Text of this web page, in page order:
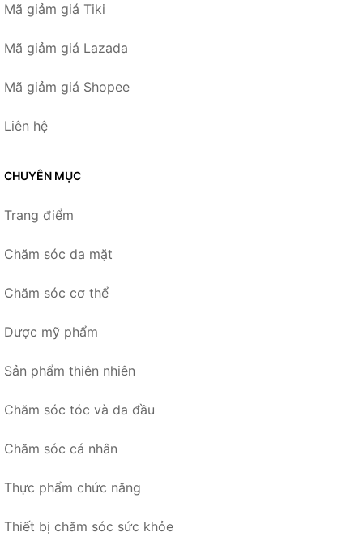
Mã giảm giá Tiki
Mã giảm giá Lazada
Mã giảm giá Shopee
Liên hệ
CHUYÊN MỤC
Trang điểm
Chăm sóc da mặt
Chăm sóc cơ thể
Dược mỹ phẩm
Sản phẩm thiên nhiên
Chăm sóc tóc và da đầu
Chăm sóc cá nhân
Thực phẩm chức năng
Thiết bị chăm sóc sức khỏe